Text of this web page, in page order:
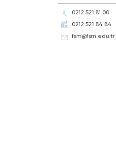
0212 521 81 00
0212 521 84 84
fsm@fsm.edu.tr